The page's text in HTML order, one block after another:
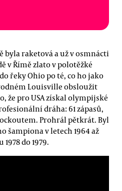
byla raketová a už v osmnácti
v Římě zlato v polotěžké
řeky Ohio po té, co ho jako
Louisville obsloužit
že pro USA získal olympijské
dráha: 61 zápasů,
Prohrál pětkrát. Byl
v letech 1964 až
1978 do 1979.